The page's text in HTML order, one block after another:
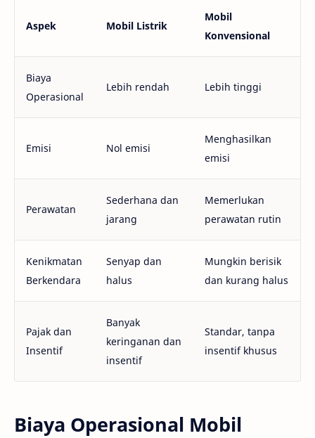
Aspek Mobil Listrik
Mobil
Konvensional
Biaya
Operasional
Lebih rendah Lebih tinggi
Emisi Nol emisi
Menghasilkan
emisi
Perawatan
Sederhana dan
jarang
Memerlukan
perawatan rutin
Kenikmatan
Berkendara
Senyap dan
halus
Mungkin berisik
dan kurang halus
Pajak dan
Insentif
Banyak
keringanan dan
insentif
Standar, tanpa
insentif khusus
Biaya Operasional Mobil